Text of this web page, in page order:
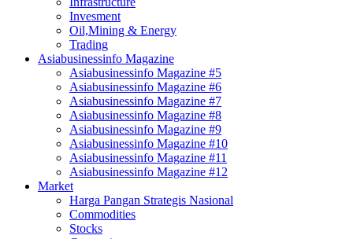
Invesment
Oil,Mining & Energy
Trading
Asiabusinessinfo Magazine
Asiabusinessinfo Magazine #5
Asiabusinessinfo Magazine #6
Asiabusinessinfo Magazine #7
Asiabusinessinfo Magazine #8
Asiabusinessinfo Magazine #9
Asiabusinessinfo Magazine #10
Asiabusinessinfo Magazine #11
Asiabusinessinfo Magazine #12
Market
Harga Pangan Strategis Nasional
Commodities
Stocks